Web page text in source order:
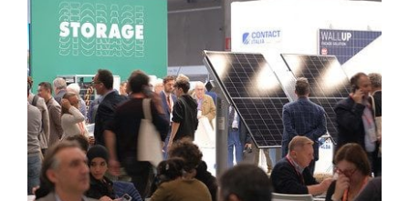
Lavora con noi
Contatti